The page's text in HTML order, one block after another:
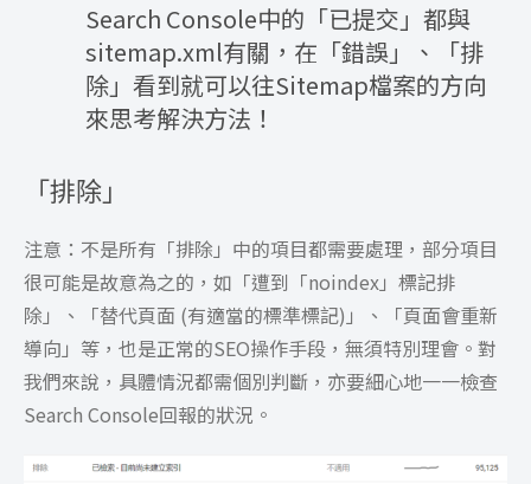
Search Console中的「已提交」都與
sitemap.xml有關，在「錯誤」、「排
除」看到就可以往Sitemap檔案的方向
來思考解決方法！
「排除」
注意：不是所有「排除」中的項目都需要處理，部分項目
很可能是故意為之的，如「遭到「noindex」標記排
除」、「替代頁面 (有適當的標準標記)」、「頁面會重新
導向」等，也是正常的SEO操作手段，無須特別理會。對
我們來說，具體情況都需個別判斷，亦要細心地一一檢查
Search Console回報的狀況。